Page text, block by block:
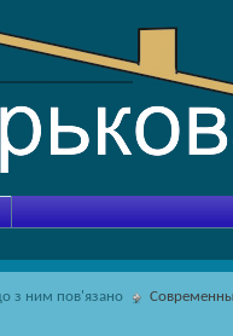
з ним пов'язано